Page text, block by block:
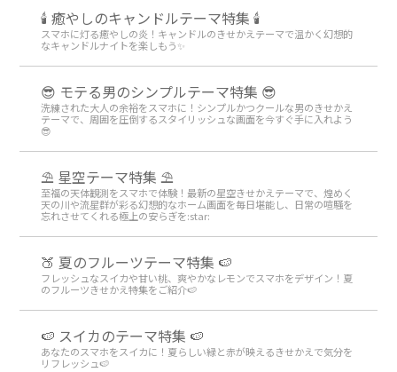
🕯️ 癒やしのキャンドルテーマ特集 🕯️
スマホに灯る癒やしの炎！キャンドルのきせかえテーマで温かく幻想的
なキャンドルナイトを楽しもう️✨️
😎 モテる男のシンプルテーマ特集 😎
洗練された大人の余裕をスマホに！シンプルかつクールな男のきせかえ
テーマで、周囲を圧倒するスタイリッシュな画面を今すぐ手に入れよう
😎
⛱️ 星空テーマ特集 ⛱️
至福の天体観測をスマホで体験！最新の星空きせかえテーマで、煌めく
天の川や流星群が彩る幻想的なホーム画面を毎日堪能し、日常の喧騒を
忘れさせてくれる極上の安らぎを:star:️
🍑 夏のフルーツテーマ特集 🍉
フレッシュなスイカや甘い桃、爽やかなレモンでスマホをデザイン！夏
のフルーツきせかえ特集をご紹介🍉
🍉 スイカのテーマ特集 🍉
あなたのスマホをスイカに！夏らしい緑と赤が映えるきせかえで気分を
リフレッシュ🍉